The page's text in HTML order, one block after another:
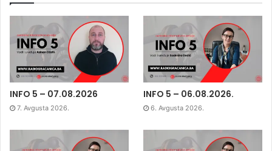
INFO 5 – 07.08.2026
7. Avgusta 2026.
INFO 5 – 06.08.2026.
6. Avgusta 2026.